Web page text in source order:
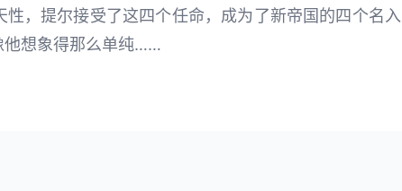
，提尔接受了这四个任命，成为了新帝国的四个名入
他想象得那么单纯……